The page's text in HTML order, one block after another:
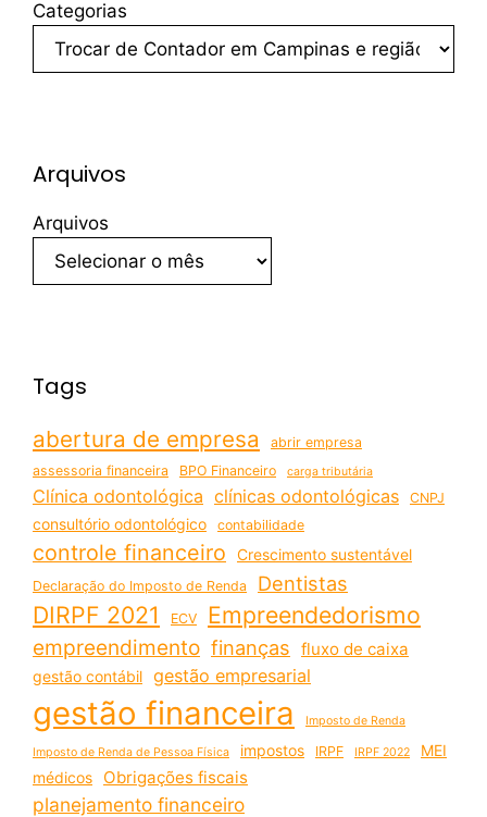
Categorias
Arquivos
Arquivos
Tags
abertura de empresa
abrir empresa
assessoria financeira
BPO Financeiro carga tributária
Clínica odontológica clínicas odontológicas CNPJ
consultório odontológico contabilidade
controle financeiro Crescimento sustentável
Declaração do Imposto de Renda Dentistas
DIRPF 2021 ECV Empreendedorismo
empreendimento finanças fluxo de caixa
gestão contábil gestão empresarial
gestão financeira Imposto de Renda
Imposto de Renda de Pessoa Física impostos IRPF IRPF 2022
MEI
médicos
Obrigações fiscais
planejamento financeiro